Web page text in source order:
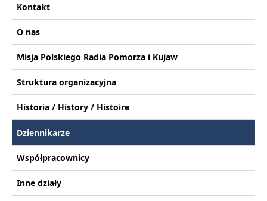
Kontakt
O nas
Misja Polskiego Radia Pomorza i Kujaw
Struktura organizacyjna
Historia / History / Histoire
Dziennikarze
Współpracownicy
Inne działy